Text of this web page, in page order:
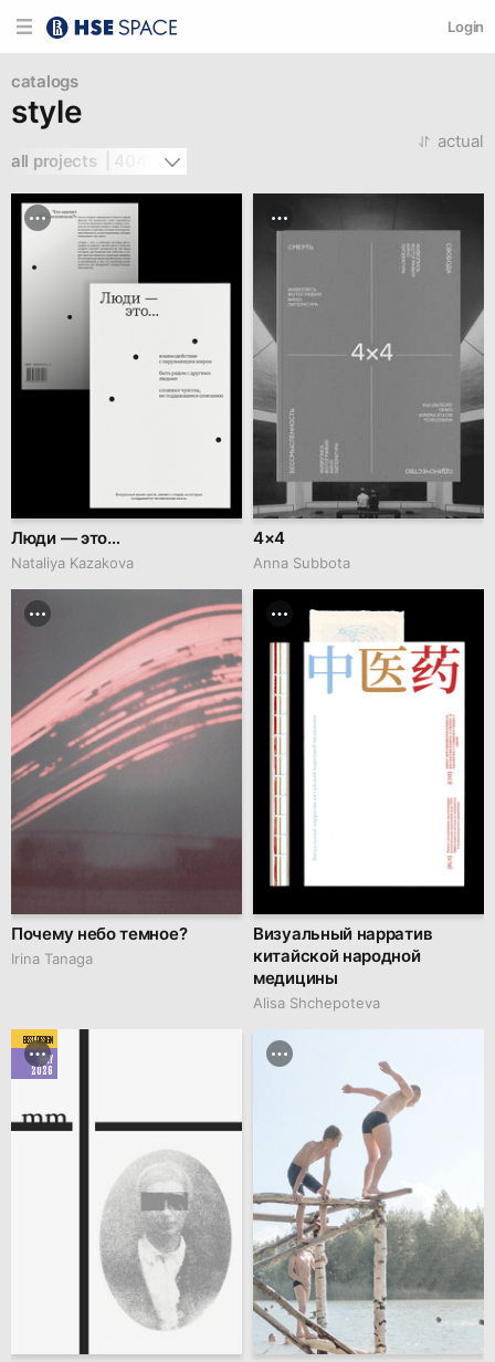
Login
catalogs
style
all projects  | 4041
actual
Люди — это…
Nataliya Kazakova
4×4
Anna Subbota
Почему небо темное?
Irina Tanaga
Визуальный нарратив
китайской народной
медицины
Alisa Shchepoteva
BEST DESIGN
MAY
2026